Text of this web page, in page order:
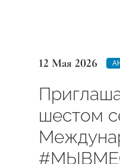
12 Мая 2026
шестом